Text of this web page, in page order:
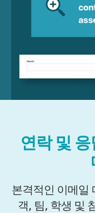
연락 및
본격적인 이메일
객, 팀, 학생 및